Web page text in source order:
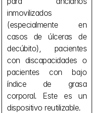
inmovilizados
(especialmente en
casos de úlceras de
decúbito), pacientes
con discapacidades o
pacientes con bajo
índice de grasa
corporal. Este es un
dispositivo reutilizable.